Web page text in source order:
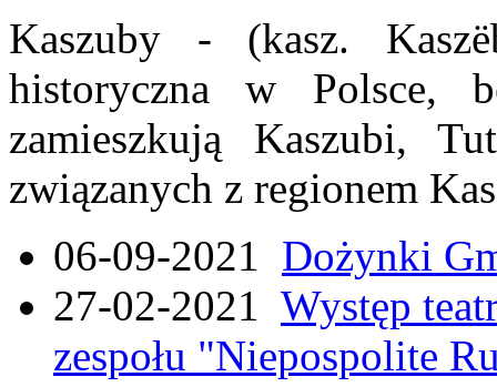
Kaszuby - (kasz.
historyczna w Polsce,
zamieszkują Kaszubi,
związanych z regionem
06-09-2021 Dożynki
27-02-2021 Występ
zespołu "Niepospolite